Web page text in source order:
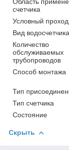
счетчика
Условный проход
Вид водосчетчика
Количество
обслуживаемых
трубопроводов
Способ монтажа
Тип
Тип счетчика
Состояние
Скрыть